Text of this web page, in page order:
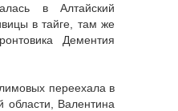
в Алтайский
в тайге, там же
Дементия
переехала в
области, Валентина